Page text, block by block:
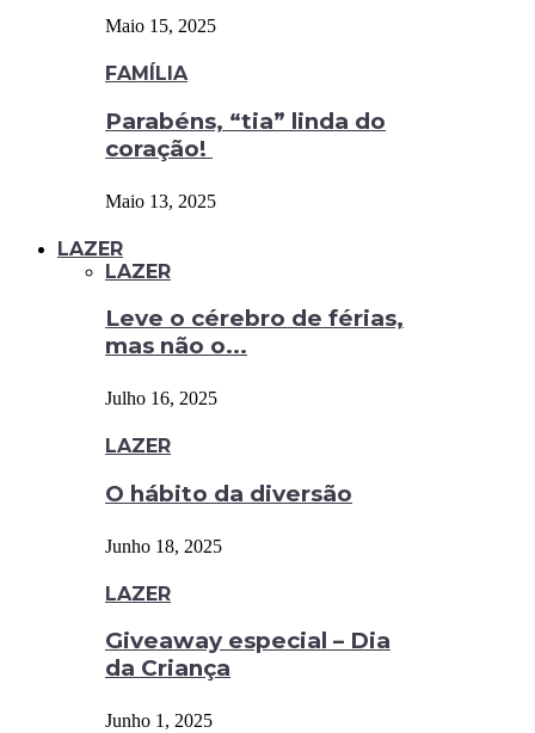
Maio 15, 2025
FAMÍLIA
Parabéns, “tia” linda do
coração!
Maio 13, 2025
LAZER
LAZER
Leve o cérebro de férias,
mas não o...
Julho 16, 2025
LAZER
O hábito da diversão
Junho 18, 2025
LAZER
Giveaway especial – Dia
da Criança
Junho 1, 2025